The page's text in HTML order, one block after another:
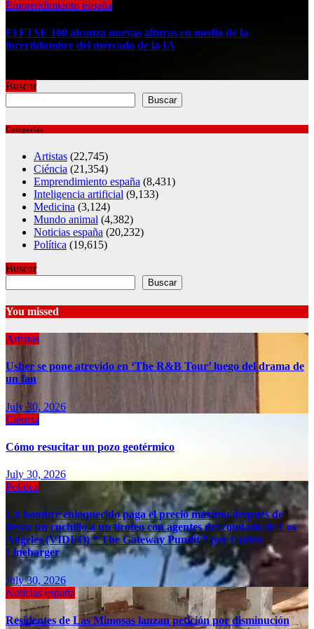
Emprendimiento españa
El FTSE 100 alcanza nuevas alturas en medio de la
incertidumbre del mercado de la IA
Buscar
Buscar
Categorías
Artistas (22,745)
Ciéncia (21,354)
Emprendimiento españa (8,431)
Inteligencia artificial (9,133)
Medicina (3,124)
Mundo animal (4,382)
Noticias españa (20,232)
Política (19,615)
Buscar
Buscar
You missed
Artistas
Usher se pone atrevido en ‘The R&B Tour’ luego del drama de
un fan
July 30, 2026
Ciéncia
Cómo resucitar un pozo geotérmico
July 30, 2026
Política
Un hombre enloquecido paga el precio máximo después de
llevar un cuchillo a un tiroteo con agentes del condado de Los
Ángeles (VIDEO) * The Gateway Pundit * por Cullen
Linebarger
July 30, 2026
Noticias españa
Residentes de Las Mimosas lanzan petición por disminución